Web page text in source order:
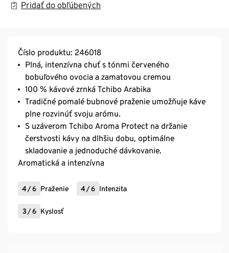
Pridať do obľúbených
Číslo produktu: 246018
Plná, intenzívna chuť s tónmi červeného
bobuľového ovocia a zamatovou cremou
100 % kávové zrnká Tchibo Arabika
Tradičné pomalé bubnové praženie umožňuje káve
plne rozvinúť svoju arómu.
S uzáverom Tchibo Aroma Protect na držanie
čerstvosti kávy na dlhšiu dobu, optimálne
skladovanie a jednoduché dávkovanie.
Aromatická a intenzívna
4/6 Praženie 4/6 Intenzita
3 /6 Kyslosť